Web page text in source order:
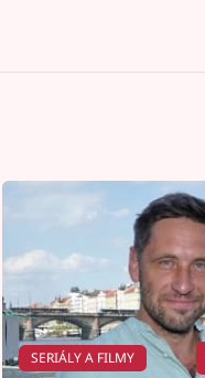
SERIÁLY A FILMY